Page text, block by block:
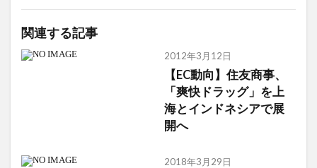
関連する記事
2012年3月12日
【EC動向】住友商事、
「爽快ドラッグ」を上
海とインドネシアで展
開へ
2018年3月29日